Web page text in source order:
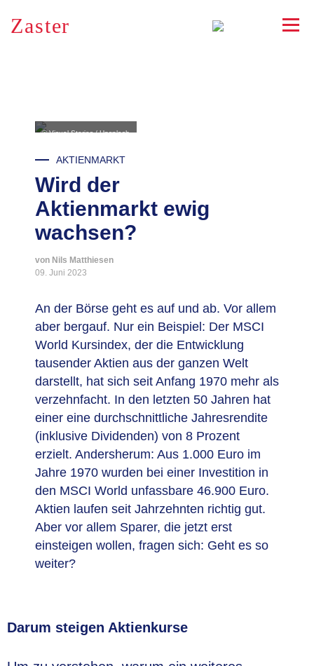
RSS
Zaster
© Visual Stories / Unsplash
AKTIENMARKT
Wird der
Aktienmarkt ewig
wachsen?
von Nils Matthiesen
09. Juni 2023
An der Börse geht es auf und ab. Vor allem
aber bergauf. Nur ein Beispiel: Der MSCI
World Kursindex, der die Entwicklung
tausender Aktien aus der ganzen Welt
darstellt, hat sich seit Anfang 1970 mehr als
verzehnfacht. In den letzten 50 Jahren hat
einer eine durchschnittliche Jahresrendite
(inklusive Dividenden) von 8 Prozent
erzielt. Andersherum: Aus 1.000 Euro im
Jahre 1970 wurden bei einer Investition in
den MSCI World unfassbare 46.900 Euro.
Aktien laufen seit Jahrzehnten richtig gut.
Aber vor allem Sparer, die jetzt erst
einsteigen wollen, fragen sich: Geht es so
weiter?
Darum steigen Aktienkurse